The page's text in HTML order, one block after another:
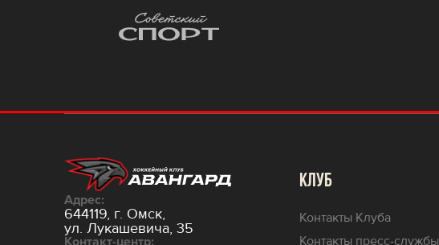
Адрес:
644119, г. Омск,
ул. Лукашевича, 35
Контакт-центр:
КЛУБ
Контакты Клуба
Контакты пресс-службы